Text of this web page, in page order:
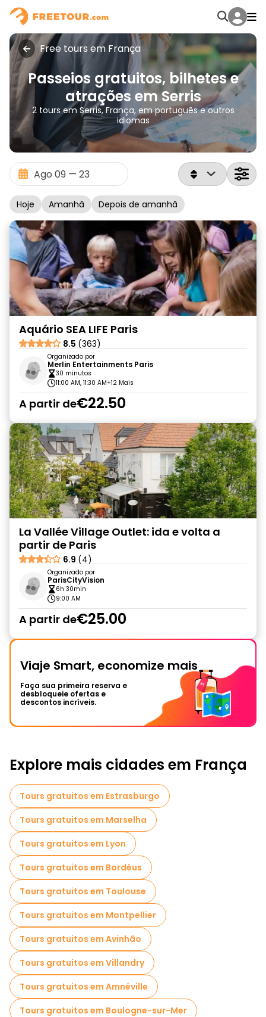
Free tours em França
Passeios gratuitos, bilhetes e
atrações em Serris
2 tours em Serris, França, em português e outros
idiomas
Hoje Amanhã Depois de amanhã
Aquário SEA LIFE Paris
8.5 (363)
Organizado por
Merlin Entertainments Paris
30 minutos
11:00 AM, 11:30 AM+12 Mais
A partir de€22.50
La Vallée Village Outlet: ida e volta a
partir de Paris
6.9 (4)
Organizado por
ParisCityVision
6h 30min
9:00 AM
A partir de€25.00
Viaje Smart, economize mais
Faça sua primeira reserva e
desbloqueie ofertas e
descontos incríveis.
Explore mais cidades em França
Tours gratuitos em Estrasburgo
Tours gratuitos em Marselha
Tours gratuitos em Lyon
Tours gratuitos em Bordéus
Tours gratuitos em Toulouse
Tours gratuitos em Montpellier
Tours gratuitos em Avinhão
Tours gratuitos em Villandry
Tours gratuitos em Amnéville
Tours gratuitos em Boulogne-sur-Mer